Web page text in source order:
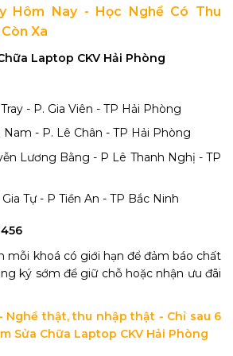
Hôm Nay - Học Nghề Có Thu
Xa
Laptop CKV Hải Phòng
- P. Gia Viên - TP Hải Phòng
Nam - P. Lê Chân - TP Hải Phòng
Lương Bằng - P Lê Thanh Nghị - TP
Tự - P Tiền An - TP Bắc Ninh
mỗi khoá có giới hạn để đảm báo chất
ký sớm để giữ chỗ hoặc nhận ưu đãi
Nghề thật, thu nhập thật - Chỉ sau 6
Sửa Chữa Laptop CKV Hải Phòng